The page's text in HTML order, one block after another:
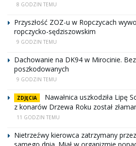
8 GODZIN TEMU
Przyszłość ZOZ-u w Ropczycach
ropczycko-sędziszowskim
9 GODZIN TEMU
Dachowanie na DK94 w Mirocinie.
poszkodowanych
9 GODZIN TEMU
ZDJĘCIA
Nawałnica uszkodziła Lipę
z konarów Drzewa Roku został
11 GODZIN TEMU
Nietrzeźwy kierowca zatrzymany